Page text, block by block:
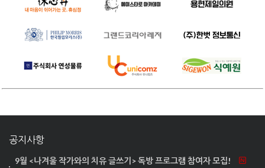
공지사항
9월 <나겨울 작가와의 치유 글쓰기> 독방 프로그램 참여자 모집!